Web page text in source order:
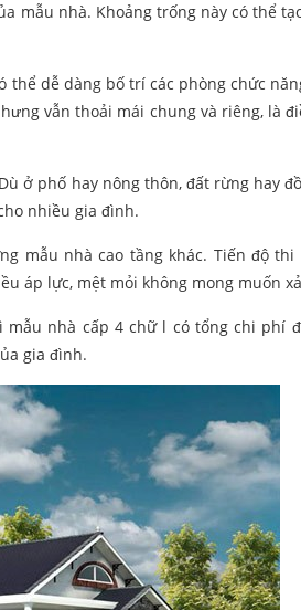
mẫu nhà. Khoảng trống này có thể
dễ dàng bố trí các phòng chức
vẫn thoải mái chung và riêng, là
ở phố hay nông thôn, đất rừng hay
nhiều gia đình.
mẫu nhà cao tầng khác. Tiến độ thi
áp lực, mệt mỏi không mong muốn
mẫu nhà cấp 4 chữ l có tổng chi phí
gia đình.